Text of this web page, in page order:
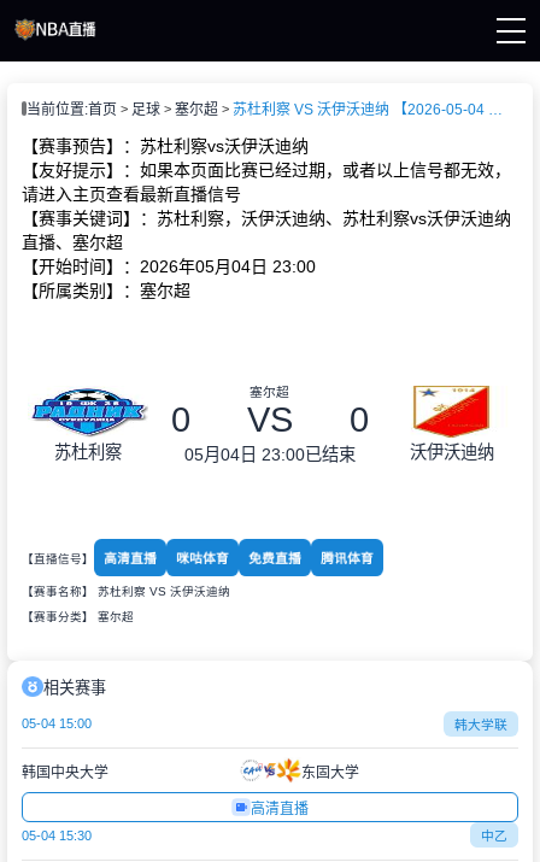
播
闻
当前位置:首页 足球 塞尔超 苏杜利察 VS 沃伊沃迪纳 【2026-05-04 23:00:00】
【赛事预告】：苏杜利察vs沃伊沃迪纳
【友好提示】：如果本页面比赛已经过期，或者以上信号都无效，
请进入主页查看最新直播信号
【赛事关键词】：苏杜利察，沃伊沃迪纳、苏杜利察vs沃伊沃迪纳
直播、塞尔超
【开始时间】：2026年05月04日 23:00
【所属类别】：塞尔超
苏杜利察
塞尔超
0 VS 0
05月04日 23:00已结束 沃伊沃迪纳
【直播信号】 高清直播 咪咕体育 免费直播 腾讯体育
【赛事名称】 苏杜利察 VS 沃伊沃迪纳
【赛事分类】 塞尔超
相关赛事
05-04 15:00 韩大学联
韩国中央大学 东固大学
高清直播
05-04 15:30 中乙